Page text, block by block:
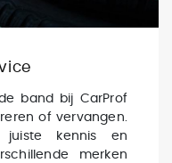
band bij CarProf
of vervangen.
kennis en
merken